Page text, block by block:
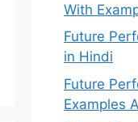
With
Future
in Hindi
Future
Examples